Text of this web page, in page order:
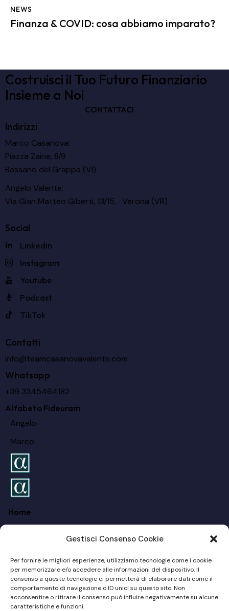
Gestisci Consenso Cookie
Per fornire le migliori esperienze, utilizziamo tecnologie come i cookie
per memorizzare e/o accedere alle informazioni del dispositivo. Il
consenso a queste tecnologie ci permetterà di elaborare dati come il
comportamento di navigazione o ID unici su questo sito. Non
acconsentire o ritirare il consenso può influire negativamente su alcune
caratteristiche e funzioni.
NEWS
Finanza & COVID: cosa abbiamo imparato?
Costruisci il Tuo Futuro Finanziario
Insieme a Noi
CONTATTACI
Indirizzi
Marco Casanova:
Piazza Zaine, 8/9
Bassano del Grappa (VI)
Angelo Valente:
Via Gian Matteo Giberti, 13/15, Verona (VR)
Social
Linkedin
Instagram
Youtube
Podcast
TikTok
Contatti
info@teamcasanovavalente.com
Whatsapp
+39 3345464182
Alfabeto Fideuram
Angelo
Marco
Home
Per I Privati
Per Le Aziende
Blog